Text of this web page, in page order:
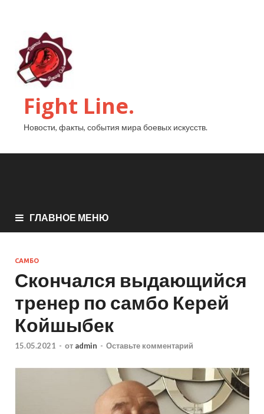
Fight Line.
Новости, факты, события мира боевых искусств.
ГЛАВНОЕ МЕНЮ
САМБО
Скончался выдающийся
тренер по самбо Керей
Койшыбек
15.05.2021 - от admin - Оставьте комментарий